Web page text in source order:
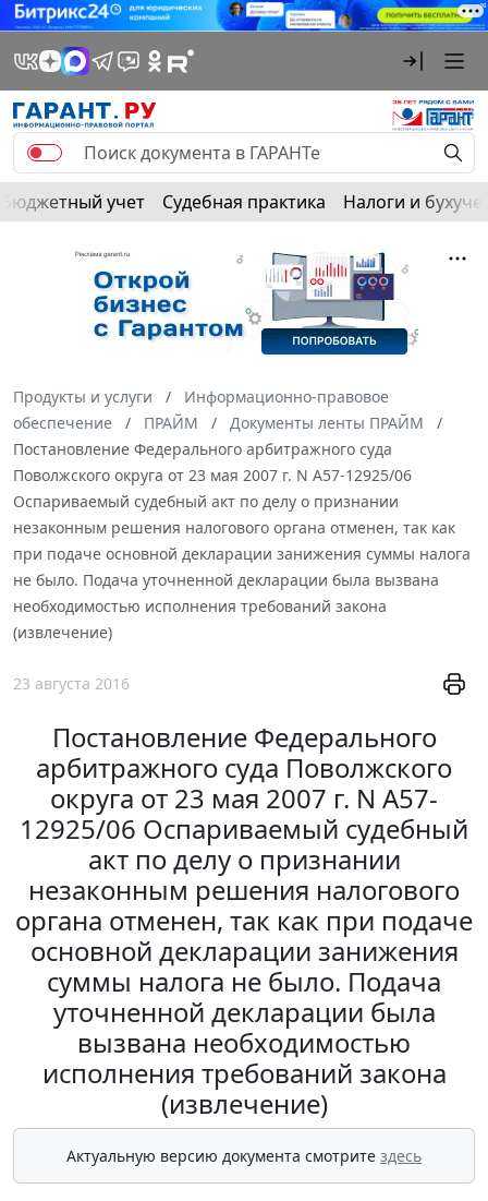
Бюджетный учет Судебная практика Налоги и
Продукты и услуги
Информационно-правовое
обеспечение
ПРАЙМ
Документы ленты ПРАЙМ
Постановление Федерального арбитражного суда
Поволжского округа от 23 мая 2007 г. N А57-12925/06
Оспариваемый судебный акт по делу о признании
незаконным решения налогового органа отменен, так как
при подаче основной декларации занижения суммы налога
не было. Подача уточненной декларации была вызвана
необходимостью исполнения требований закона
(извлечение)
23 августа 2016
Постановление Федерального
арбитражного суда Поволжского
округа от 23 мая 2007 г. N А57-
12925/06 Оспариваемый судебный
акт по делу о признании
незаконным решения налогового
органа отменен, так как при подаче
основной декларации занижения
суммы налога не было. Подача
уточненной декларации была
вызвана необходимостью
исполнения требований закона
(извлечение)
Актуальную версию документа смотрите здесь